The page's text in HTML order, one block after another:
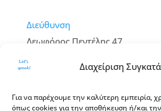
Διαχείριση
Για να παρέχουμε την καλύτερη εμπειρία,
όπως cookies για την αποθήκευση ή/και
Διεύθυνση
Λεωφόρος Πεντέλης 47,
Βριλήσσια – 152 35
Ώρες